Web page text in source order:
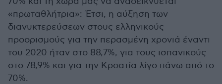
«πρωταθλήτρια»: Έτσι, η αύξηση των
διανυκτερεύσεων στους ελληνικούς
προορισμούς για την περασμένη χρονιά έναντι
του 2020 ήταν στο 88,7%, για τους ισπανικούς
στο 78,9% και για την Κροατία λίγο πάνω από το
70%.